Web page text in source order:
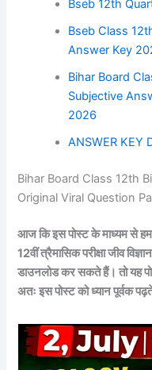
Bseb 12th
Bseb Class
Answer Key
Bihar Board
Subjective
2026
ANSWER KEY
Bihar Board Class 12th
Original Viral Question
आज कि इस पोस्ट के माध्यम से
12वीं त्रैमासिक परीक्षा जीव
डाउनलोड कर सकते हैं। तो यह
अतः इस पोस्ट को ध्यान पूर्वक